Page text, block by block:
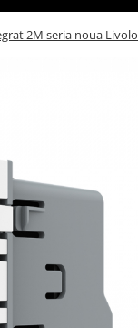
2M seria noua Livolo